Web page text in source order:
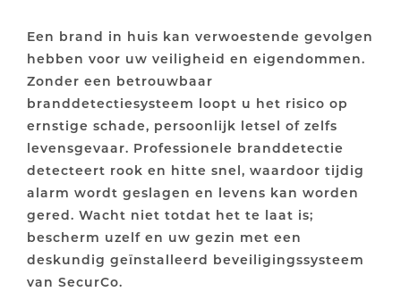
Een brand in huis kan verwoestende gevolgen
hebben voor uw veiligheid en eigendommen.
Zonder een betrouwbaar
branddetectiesysteem loopt u het risico op
ernstige schade, persoonlijk letsel of zelfs
levensgevaar. Professionele branddetectie
detecteert rook en hitte snel, waardoor tijdig
alarm wordt geslagen en levens kan worden
gered. Wacht niet totdat het te laat is;
bescherm uzelf en uw gezin met een
deskundig geïnstalleerd beveiligingssysteem
van SecurCo.